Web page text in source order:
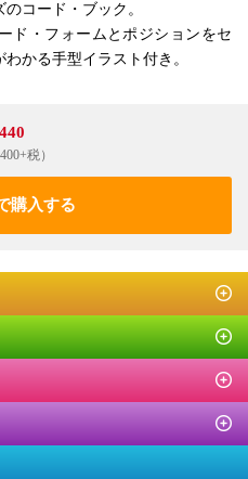
コード・ブック。
ド・フォームとポジションをセ
かる手型イラスト付き。
税）
購入する